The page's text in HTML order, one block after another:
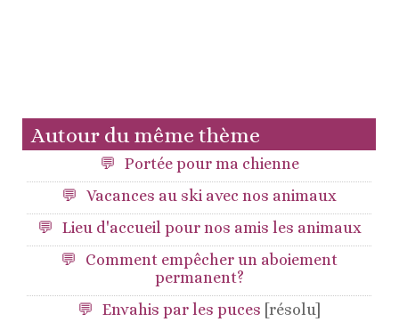
Autour du même thème
Portée pour ma chienne
Vacances au ski avec nos animaux
Lieu d'accueil pour nos amis les animaux
Comment empêcher un aboiement
permanent?
Envahis par les puces [résolu]